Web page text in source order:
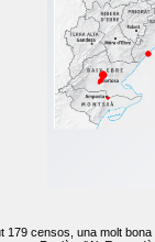
179 censos, una molt